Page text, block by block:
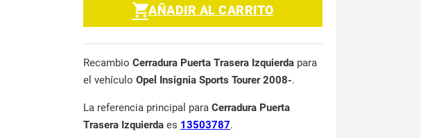
AÑADIR AL CARRITO
Recambio Cerradura Puerta Trasera Izquierda para
el vehículo Opel Insignia Sports Tourer 2008-.
La referencia principal para Cerradura Puerta
Trasera Izquierda es 13503787.